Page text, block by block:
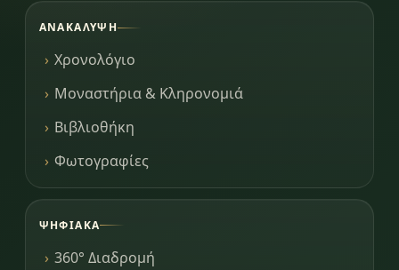
ΑΝΑΚΆΛΥΨΗ
Χρονολόγιο
Μοναστήρια & Κληρονομιά
Βιβλιοθήκη
Φωτογραφίες
ΨΗΦΙΑΚΆ
360° Διαδρομή